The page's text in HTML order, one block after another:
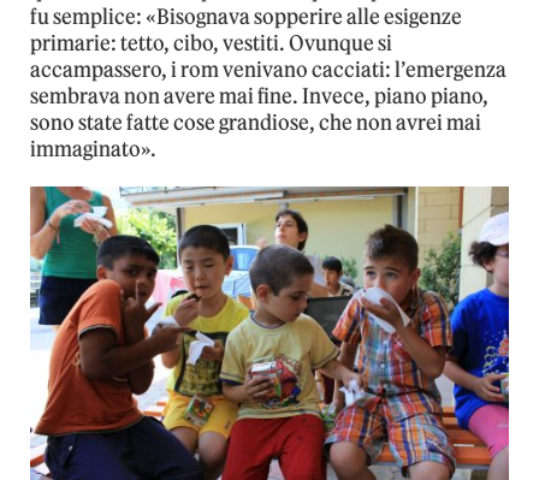
fu semplice: «Bisognava sopperire alle esigenze
primarie: tetto, cibo, vestiti. Ovunque si
accampassero, i rom venivano cacciati: l’emergenza
sembrava non avere mai fine. Invece, piano piano,
sono state fatte cose grandiose, che non avrei mai
immaginato».